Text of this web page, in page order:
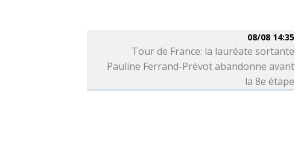
08/08 14:35
Tour de France: la lauréate sortante
Pauline Ferrand-Prévot abandonne avant
la 8e étape